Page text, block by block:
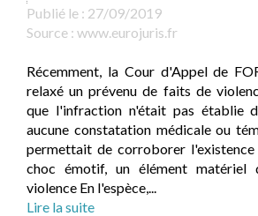
Publié le : 27/09/2019
Source : www.eurojuris.fr
Récemment, la Cour d'Appel de
relaxé un prévenu de faits de
que l'infraction n'était pas établie
aucune constatation médicale ou
permettait de corroborer l'existence
choc émotif, un élément matériel
violence En l'espèce,...
Lire la suite